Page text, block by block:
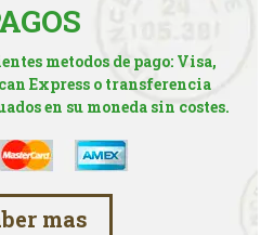
metodos de pago: Visa,
Express o transferencia
en su moneda sin costes.
mas